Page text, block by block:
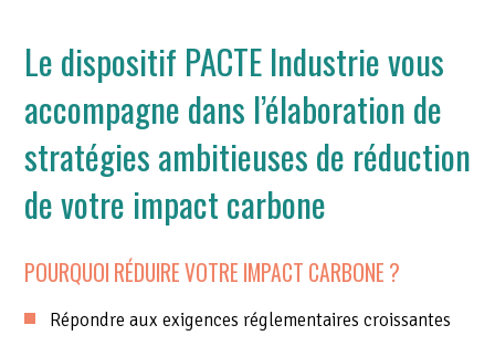
Le dispositif PACTE Industrie vous
accompagne dans l’élaboration de
stratégies ambitieuses de réduction
de votre impact carbone
POURQUOI RÉDUIRE VOTRE IMPACT CARBONE ?
Répondre aux exigences réglementaires croissantes